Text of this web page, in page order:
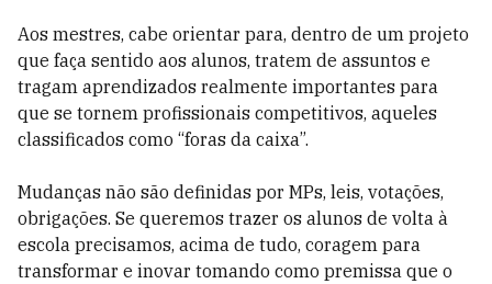
Aos mestres, cabe orientar para, dentro de um projeto
que faça sentido aos alunos, tratem de assuntos e
tragam aprendizados realmente importantes para
que se tornem profissionais competitivos, aqueles
classificados como “foras da caixa”.
Mudanças não são definidas por MPs, leis, votações,
obrigações. Se queremos trazer os alunos de volta à
escola precisamos, acima de tudo, coragem para
transformar e inovar tomando como premissa que o